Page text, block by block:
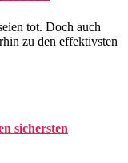
tot. Doch auch
zu den effektivsten
sichersten